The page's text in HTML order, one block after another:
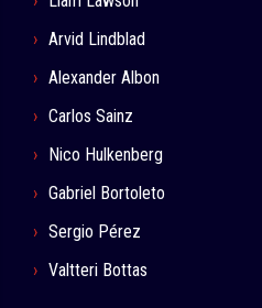
Arvid Lindblad
Alexander Albon
Carlos Sainz
Nico Hulkenberg
Gabriel Bortoleto
Sergio Pérez
Valtteri Bottas